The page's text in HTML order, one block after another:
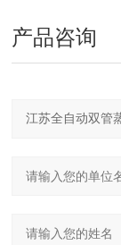
产品咨询